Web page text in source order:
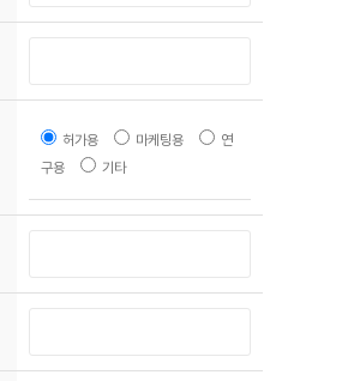
허가용 마케팅용
연
구용
기타